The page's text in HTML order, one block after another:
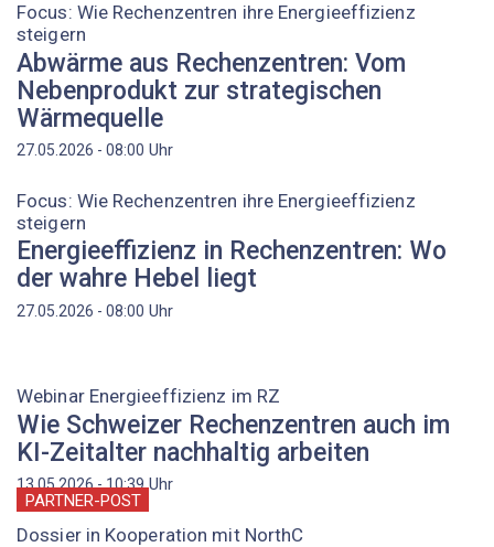
Focus: Wie Rechenzentren ihre Energieeffizienz
steigern
Abwärme aus Rechenzentren: Vom
Nebenprodukt zur strategischen
Wärmequelle
27.05.2026 - 08:00 Uhr
Focus: Wie Rechenzentren ihre Energieeffizienz
steigern
Energieeffizienz in Rechenzentren: Wo
der wahre Hebel liegt
27.05.2026 - 08:00 Uhr
Webinar Energieeffizienz im RZ
Wie Schweizer Rechenzentren auch im
KI-Zeitalter nachhaltig arbeiten
13.05.2026 - 10:39Uhr
PARTNER-POST
Dossier in Kooperation mit NorthC